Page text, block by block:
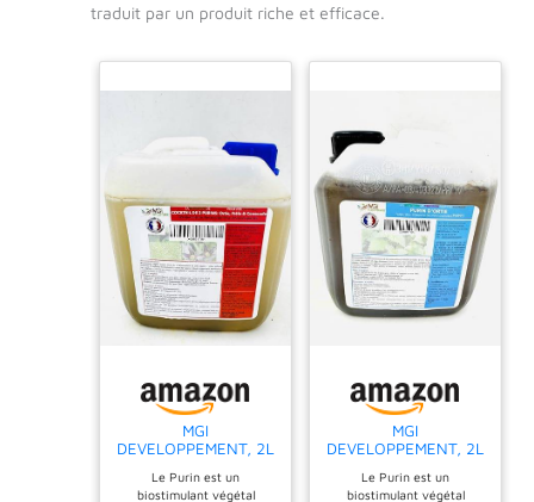
traduit par un produit riche et efficace.
MGI
DEVELOPPEMENT, 2L
français (Cocktail
Le Purin est un
biostimulant végétal
MGI
DEVELOPPEMENT, 2L
français (ORTIE)
Le Purin est un
biostimulant végétal